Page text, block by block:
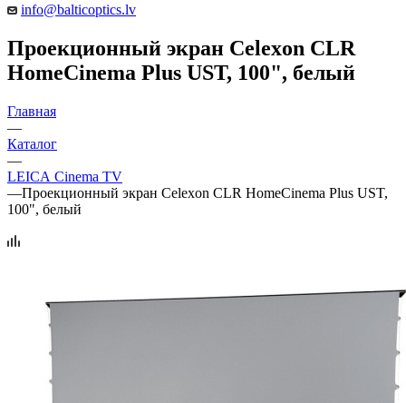
info@balticoptics.lv
Проекционный экран Celexon CLR
HomeCinema Plus UST, 100", белый
Главная
—
Каталог
—
LEICA Cinema TV
—Проекционный экран Celexon CLR HomeCinema Plus UST,
100", белый